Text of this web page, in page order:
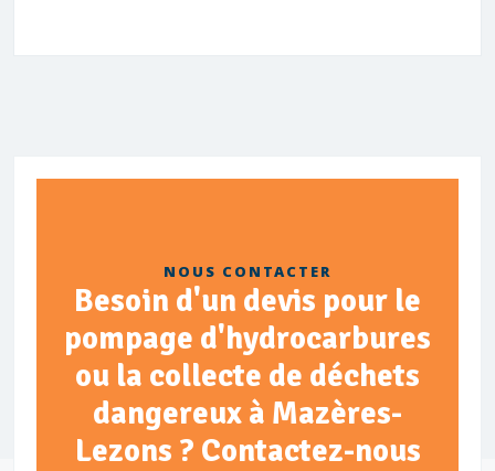
NOUS CONTACTER
Besoin d'un devis pour le
pompage d'hydrocarbures
ou la collecte de déchets
dangereux à Mazères-
Lezons ? Contactez-nous